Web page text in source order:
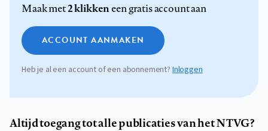
Maak met2 klikkeneen gratis account aan
ACCOUNT AANMAKEN
Heb je al een account of een abonnement? Inloggen
Altijd toegang tot alle publicaties van het NTVG?